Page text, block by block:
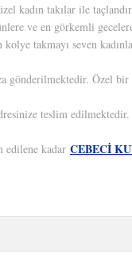
kadın takılar ile
ve en görkemli
takmayı seven
gönderilmektedir. Özel
teslim edilmektedir.
edilene kadar CEBECİ